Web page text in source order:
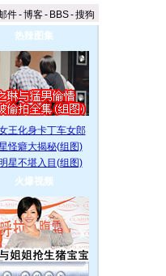
件-博客- BBS-搜狗
热辣图集
王化身卡丁车女郎
怪癖大揭秘(组图)
星不堪入目(组图)
火爆视频